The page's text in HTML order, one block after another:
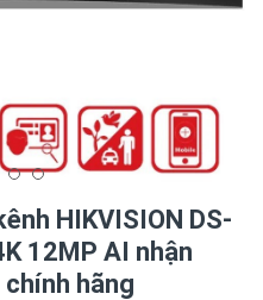
HIKVISION DS-
12MP AI nhận
hãng